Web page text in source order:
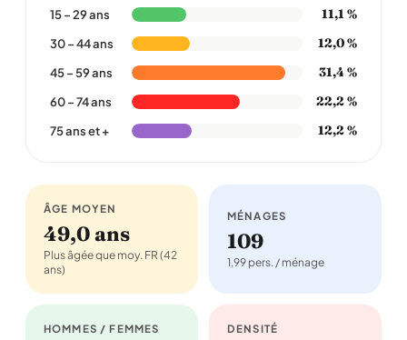
15 – 29 ans 11,1 %
30 – 44 ans 12,0 %
45 – 59 ans 31,4 %
60 – 74 ans 22,2 %
75 ans et + 12,2 %
ÂGE MOYEN
49,0 ans
Plus âgée que moy. FR (42
ans)
MÉNAGES
109
1,99 pers. / ménage
HOMMES / FEMMES DENSITÉ